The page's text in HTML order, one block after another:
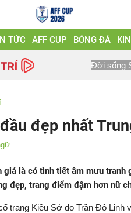
TỨC AFF CUP BÓNG ĐÁ
Đời sống
đẹp nhất
giá là có tình tiết âm mưu
đẹp, trang điểm đậm hơn nữ
trang Kiều Sở do Trần Đô